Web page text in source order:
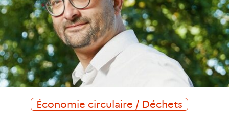
Économie circulaire / Déchets